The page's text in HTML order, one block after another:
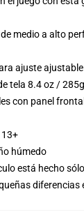
medio a alto
ajuste ajustable
tela 8.4 oz /
con panel
húmedo
está hecho